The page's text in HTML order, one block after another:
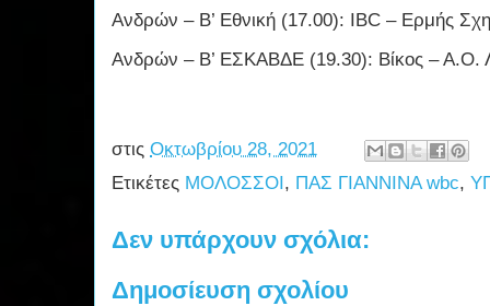
Ανδρών – Β’ Εθνική (17.00): IBC – Ερμής
Ανδρών – Β’ ΕΣΚΑΒΔΕ (19.30): Βίκος – Α.Ο.
στις Οκτωβρίου 28, 2021
Ετικέτες ΜΟΛΟΣΣΟΙ , ΠΑΣ ΓΙΑΝΝΙΝΑ wbc,
Δεν υπάρχουν σχόλια:
Δημοσίευση σχολίου